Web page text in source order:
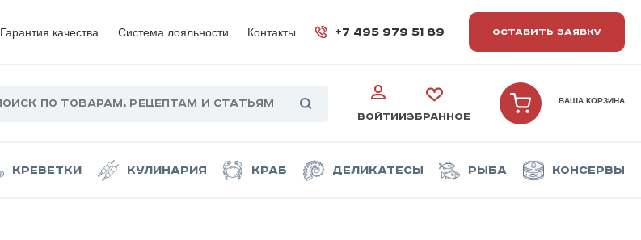
Гарантия качества Система лояльности Контакты +7 495 979 51 89 ОСТАВИТЬ ЗАЯВКУ
ВОЙТИИЗБРАННОЕ
ВАША КОРЗИНА
Креветки Кулинария Краб Деликатесы Рыба Консервы